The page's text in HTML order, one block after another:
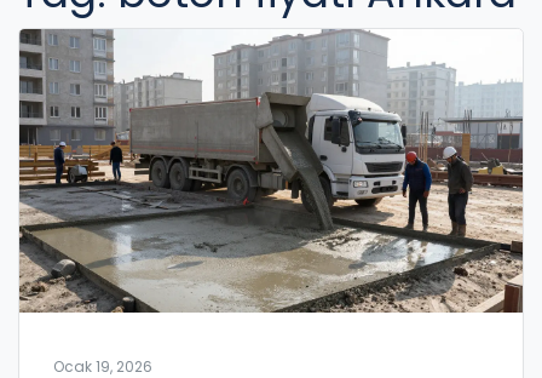
Ocak 19, 2026